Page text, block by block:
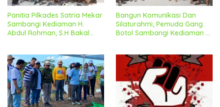
Panitia Pilkades Satria Mekar
Sambangi Kediaman H.
Abdul Rohman, S.H Bakal
Bangun Komunikasi Dan
Silaturahmi, Pemuda Gang
Botol Sambangi Kediaman H.